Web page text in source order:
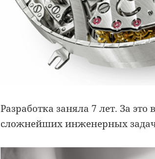
Разработка заняла 7 лет. За
сложнейших инженерных